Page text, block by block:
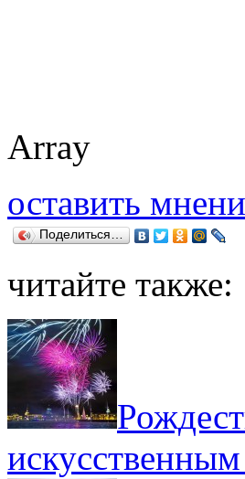
Array
оставить
Поделиться…
читайте также: